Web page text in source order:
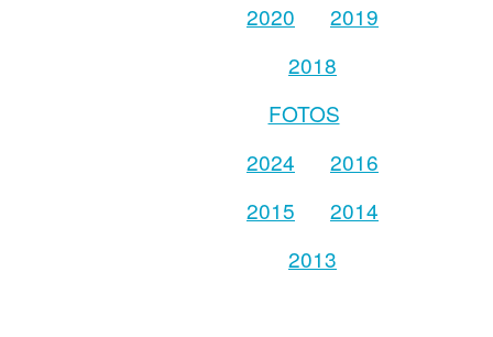
2020
2019
2018
FOTOS
2024
2016
2015
2014
2013